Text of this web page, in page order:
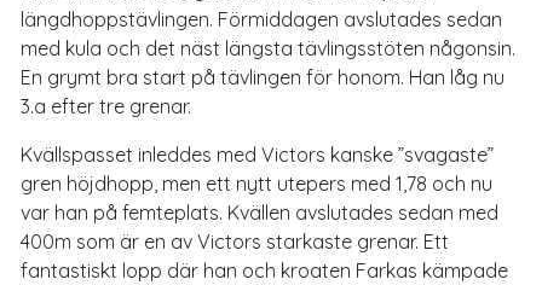
längdhoppstävlingen. Förmiddagen avslutades sedan
med kula och det näst längsta tävlingsstöten någonsin.
En grymt bra start på tävlingen för honom. Han låg nu
3.a efter tre grenar.
Kvällspasset inleddes med Victors kanske ”svagaste”
gren höjdhopp, men ett nytt utepers med 1,78 och nu
var han på femteplats. Kvällen avslutades sedan med
400m som är en av Victors starkaste grenar. Ett
fantastiskt lopp där han och kroaten Farkas kämpade